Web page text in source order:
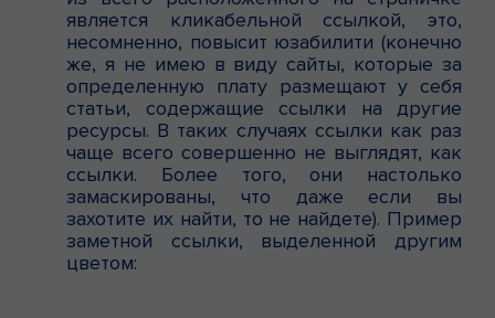
является кликабельной ссылкой, это,
несомненно, повысит юзабилити (конечно
же, я не имею в виду сайты, которые за
определенную плату размещают у себя
статьи, содержащие ссылки на другие
ресурсы. В таких случаях ссылки как раз
чаще всего совершенно не выглядят, как
ссылки. Более того, они настолько
замаскированы, что даже если вы
захотите их найти, то не найдете). Пример
заметной ссылки, выделенной другим
цветом: